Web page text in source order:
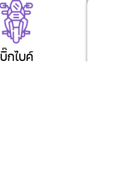
บิ๊กไบค์